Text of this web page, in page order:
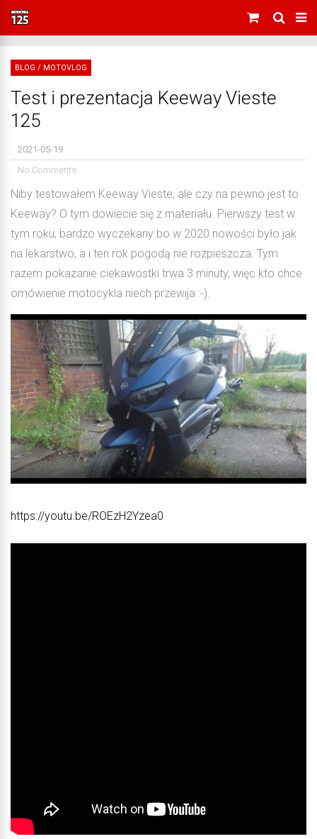
BLOG / MOTOVLOG
Test i prezentacja Keeway Vieste
125
2021-05-19
No Comments
Niby testowałem Keeway Vieste, ale czy na pewno jest to
Keeway? O tym dowiecie się z materiału. Pierwszy test w
tym roku, bardzo wyczekany bo w 2020 nowości było jak
na lekarstwo, a i ten rok pogodą nie rozpieszcza. Tym
razem pokazanie ciekawostki trwa 3 minuty, więc kto chce
omówienie motocykla niech przewija :-).
https://youtu.be/ROEzH2Yzea0